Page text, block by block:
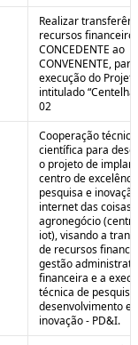
Realizar
recursos
CONCEDENTE ao
CONVENENTE,
execução do Projeto
intitulado
02
Cooperação
científica para
o projeto de
centro de
pesquisa e
internet das coisas
agronegócio
iot), visando a
de recursos
gestão
financeira e a
técnica de pesquisa,
desenvolvimento e
inovação - PD&I.